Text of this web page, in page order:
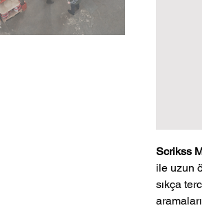
Scrikss
ile uzun
sıkça